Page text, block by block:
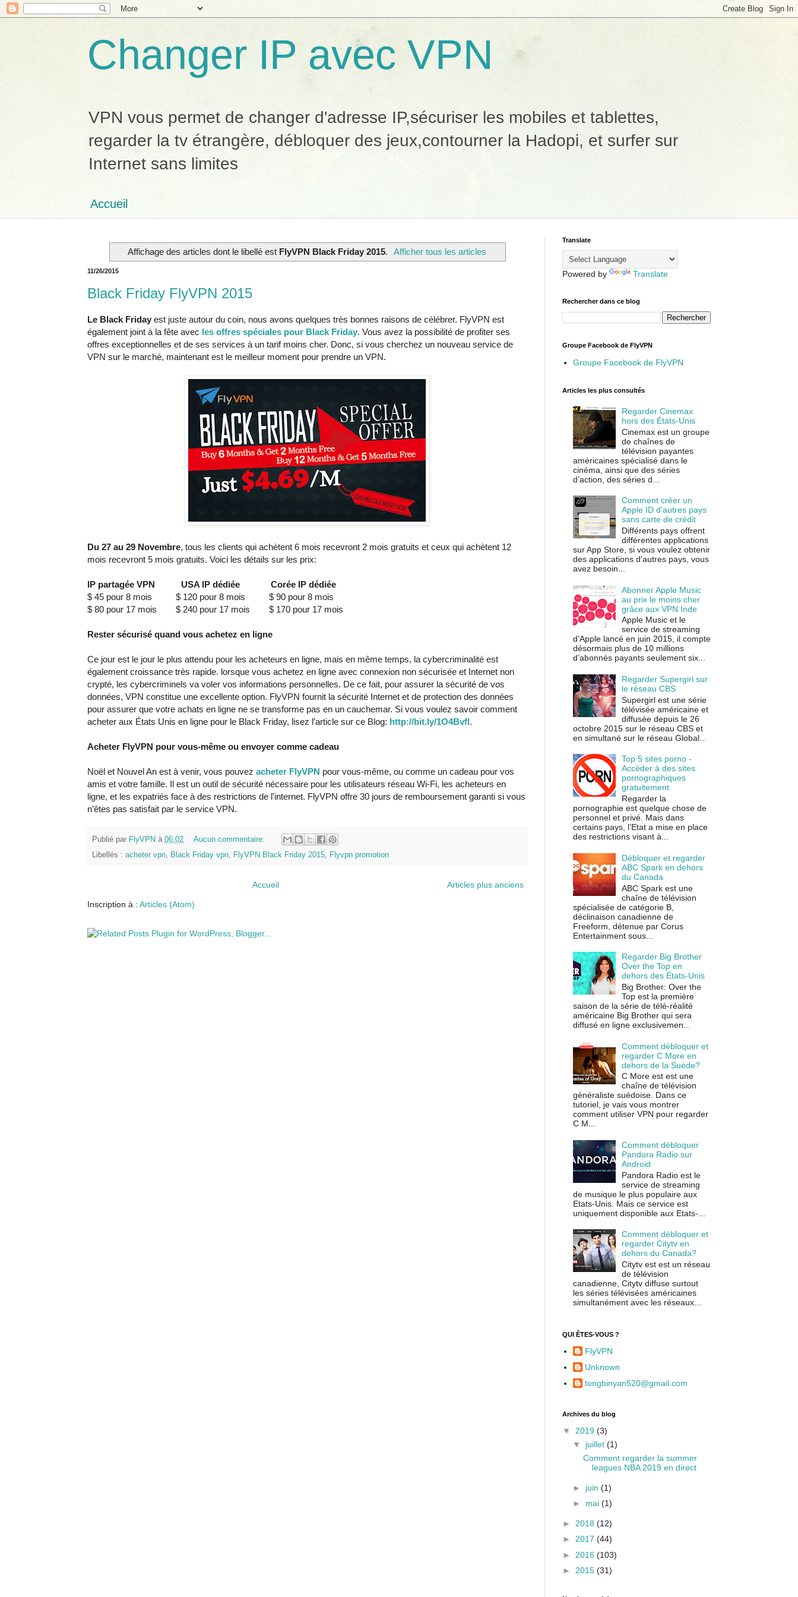
Changer IP avec VPN
VPN vous permet de changer d'adresse IP,sécuriser les mobiles et tablettes,
regarder la tv étrangère, débloquer des jeux,contourner la Hadopi, et surfer sur
Internet sans limites
Accueil
Affichage des articles dont le libellé est FlyVPN Black Friday 2015. Afficher tous les articles
11/26/2015
Black Friday FlyVPN 2015
Le Black Friday est juste autour du coin, nous avons quelques très bonnes raisons de célébrer. FlyVPN est
également joint à la fête avec les offres spéciales pour Black Friday. Vous avez la possibilité de profiter ses
offres exceptionnelles et de ses services à un tarif moins cher. Donc, si vous cherchez un nouveau service de
VPN sur le marché, maintenant est le meilleur moment pour prendre un VPN.
Du 27 au 29 Novembre, tous les clients qui achètent 6 mois recevront 2 mois gratuits et ceux qui achètent 12
mois recevront 5 mois gratuits. Voici les détails sur les prix:
IP partagée VPN USA IP dédiée
Corée IP dédiée
$ 45 pour 8 mois $ 120 pour 8 mois $ 90 pour 8 mois
$ 80 pour 17 mois $ 240 pour 17 mois $ 170 pour 17 mois
Rester sécurisé quand vous achetez en ligne
Ce jour est le jour le plus attendu pour les acheteurs en ligne, mais en même temps, la cybercriminalité est
également croissance très rapide. lorsque vous achetez en ligne avec connexion non sécurisée et Internet non
crypté, les cybercriminels va voler vos informations personnelles. De ce fait, pour assurer la sécurité de vos
données, VPN constitue une excellente option. FlyVPN fournit la sécurité Internet et de protection des données
pour assurer que votre achats en ligne ne se transforme pas en un cauchemar. Si vous voulez savoir comment
acheter aux États Unis en ligne pour le Black Friday, lisez l’article sur ce Blog: http://bit.ly/1O4Bvfl.
Acheter FlyVPN pour vous-même ou envoyer comme cadeau
Noël et Nouvel An est à venir, vous pouvez acheter FlyVPN pour vous-même, ou comme un cadeau pour vos
amis et votre famille. Il est un outil de sécurité nécessaire pour les utilisateurs réseau Wi-Fi, les acheteurs en
ligne, et les expatriés face à des restrictions de l'internet. FlyVPN offre 30 jours de remboursement garanti si vous
n’êtes pas satisfait par le service VPN.
Publié par FlyVPN à 06:02
Aucun commentaire:
Libellés : acheter vpn, Black Friday vpn, FlyVPN Black Friday 2015, Flyvpn promotion
Articles plus anciens
Accueil
Inscription à : Articles (Atom)
Translate
Powered by Translate
Rechercher dans ce blog
Groupe Facebook de FlyVPN
Groupe Facebook de FlyVPN
Articles les plus consultés
Regarder Cinemax
hors des États-Unis
Cinemax est un groupe
de chaînes de
télévision payantes
américaines spécialisé dans le
cinéma, ainsi que des séries
d’action, des séries d...
Comment créer un
Apple ID d'autres pays
sans carte de crédit
Différents pays offrent
différentes applications
sur App Store, si vous voulez obtenir
des applications d'autres pays, vous
avez besoin...
Abonner Apple Music
au prix le moins cher
grâce aux VPN Inde
Apple Music et le
service de streaming
d’Apple lancé en juin 2015, il compte
désormais plus de 10 millions
d’abonnés payants seulement six...
Regarder Supergirl sur
le réseau CBS
Supergirl est une série
télévisée américaine et
diffusée depuis le 26
octobre 2015 sur le réseau CBS et
en simultané sur le réseau Global...
Top 5 sites porno -
Accèder à des sites
pornographiques
gratuitement
Regarder la
pornographie est quelque chose de
personnel et privé. Mais dans
certains pays, l’Etat a mise en place
des restrictions visant à...
Débloquer et regarder
ABC Spark en dehors
du Canada
ABC Spark est une
chaîne de télévision
spécialisée de catégorie B,
déclinaison canadienne de
Freeform, détenue par Corus
Entertainment sous...
Regarder Big Brother
Over the Top en
dehors des États-Unis
Big Brother: Over the
Top est la première
saison de la série de télé-réalité
américaine Big Brother qui sera
diffusé en ligne exclusivemen...
Comment débloquer et
regarder C More en
dehors de la Suède?
C More est est une
chaîne de télévision
généraliste suédoise. Dans ce
tutoriel, je vais vous montrer
comment utiliser VPN pour regarder
C M...
Comment débloquer
Pandora Radio sur
Android
Pandora Radio est le
service de streaming
de musique le plus populaire aux
Etats-Unis. Mais ce service est
uniquement disponible aux Etats-...
Comment débloquer et
regarder Citytv en
dehors du Canada?
Citytv est est un réseau
de télévision
canadienne, Citytv diffuse surtout
les séries télévisées américaines
simultanément avec les réseaux...
QUI ÊTES-VOUS ?
FlyVPN
Unknown
tongbinyan520@gmail.com
Archives du blog
▼ 2019 (3)
▼ juillet (1)
Comment regarder la summer
leagues NBA 2019 en direct
► juin (1)
► mai (1)
► 2018 (12)
► 2017 (44)
► 2016 (103)
► 2015 (31)